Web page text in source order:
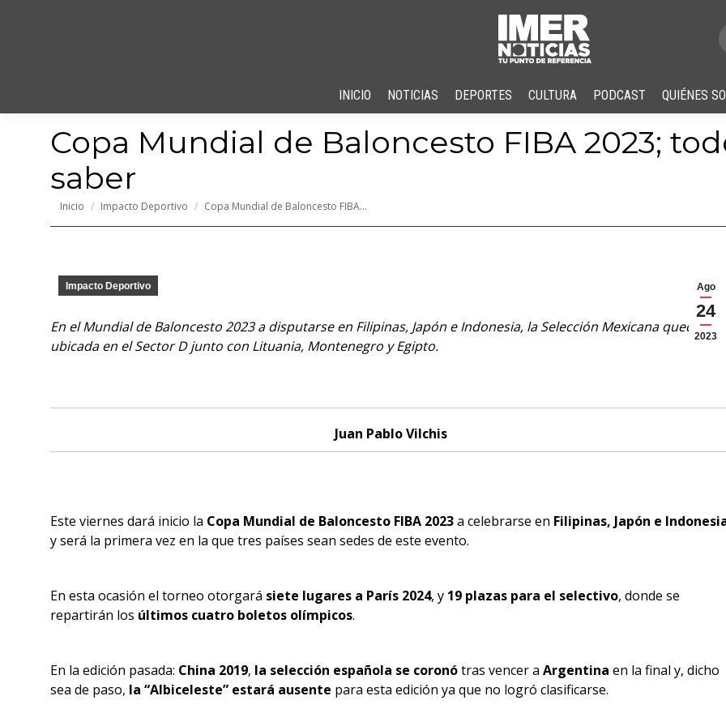
INICIO NOTICIAS DEPORTES CULTURA PODCAST QUIÉNES
Copa Mundial de Baloncesto FIBA 2023;
saber
Estás aquí:
Inicio Impacto Deportivo Copa Mundial de Baloncesto FIBA…
Ago
24
2023
Impacto Deportivo
En el Mundial de Baloncesto 2023 a disputarse en Filipinas, Japón e Indonesia, la Selección Mexicana quedó
ubicada en el Sector D junto con Lituania, Montenegro y Egipto.
Juan Pablo Vilchis
Este viernes dará inicio la Copa Mundial de Baloncesto FIBA 2023a celebrarse en Filipinas, Japón e
y será la primera vez en la que tres países sean sedes de este evento.
En esta ocasión el torneo otorgará siete lugares a París 2024, y 19 plazas para el selectivo, donde se
repartirán los últimos cuatro boletos olímpicos.
En la edición pasada: China 2019, la selección española se coronótras vencer a Argentina en la final y, dicho
sea de paso, la “Albiceleste” estará ausente para esta edición ya que no logró clasificarse.